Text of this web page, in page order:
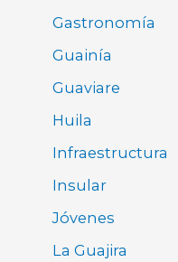
Gastronomía
Guainía
Guaviare
Huila
Infraestructura
Insular
Jóvenes
La Guajira